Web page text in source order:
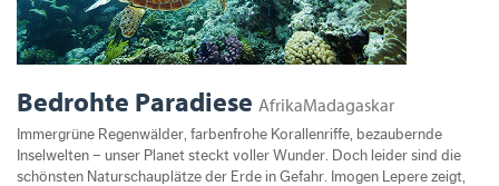
Bedrohte Paradiese AfrikaMadagaskar
Immergrüne Regenwälder, farbenfrohe Korallenriffe, bezaubernde
Inselwelten – unser Planet steckt voller Wunder. Doch leider sind die
schönsten Naturschauplätze der Erde in Gefahr. Imogen Lepere zeigt,